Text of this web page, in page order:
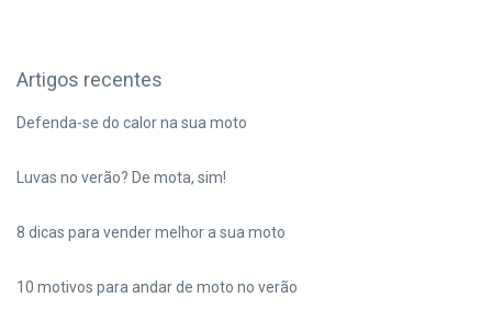
Artigos recentes
Defenda-se do calor na sua moto
Luvas no verão? De mota, sim!
8 dicas para vender melhor a sua moto
10 motivos para andar de moto no verão